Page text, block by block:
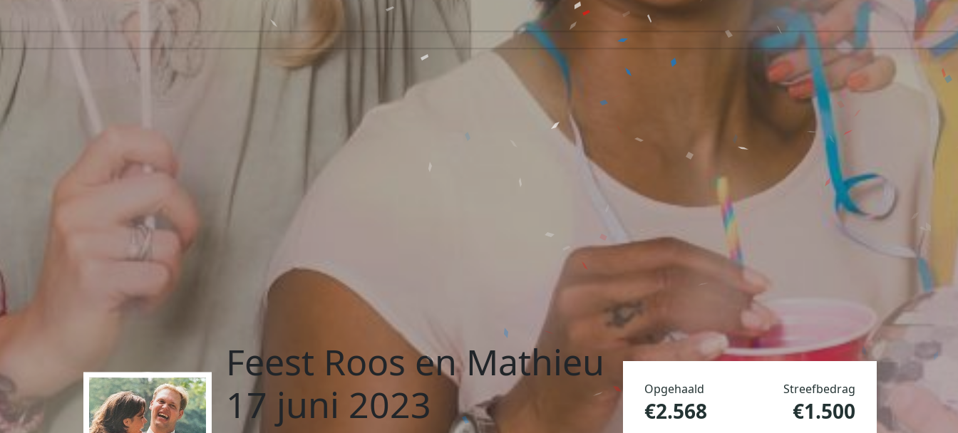
Feest Roos en Mathieu
17 juni 2023
Opgehaald
€2.568
Streefbedrag
€1.500